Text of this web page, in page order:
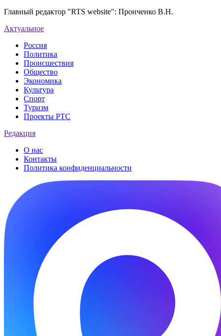
Главный редактор "RTS website": Пронченко В.Н.
Актуальное
Россия
Политика
Происшествия
Общество
Экономика
Культура
Спорт
Туризм
Проекты РТС
Редакция
О нас
Контакты
Политика конфиденциальности